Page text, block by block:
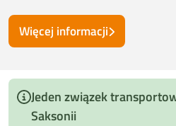
Więcej informacji
Jeden związek
Saksonii